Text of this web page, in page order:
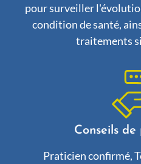
pour surveiller
condition de santé,
traitements
Conseils
Praticien confirmé,